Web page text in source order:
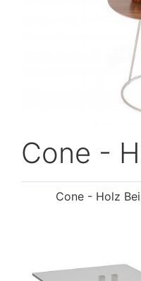
Cone -
Cone - Holz